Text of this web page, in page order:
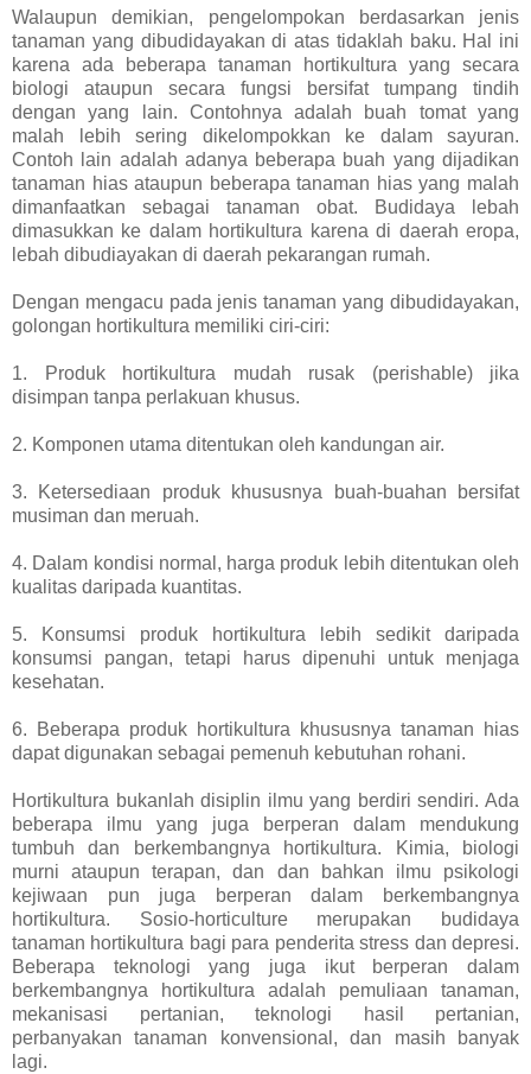
Walaupun demikian, pengelompokan berdasarkan jenis
tanaman yang dibudidayakan di atas tidaklah baku. Hal ini
karena ada beberapa tanaman hortikultura yang secara
biologi ataupun secara fungsi bersifat tumpang tindih
dengan yang lain. Contohnya adalah buah tomat yang
malah lebih sering dikelompokkan ke dalam sayuran.
Contoh lain adalah adanya beberapa buah yang dijadikan
tanaman hias ataupun beberapa tanaman hias yang malah
dimanfaatkan sebagai tanaman obat. Budidaya lebah
dimasukkan ke dalam hortikultura karena di daerah eropa,
lebah dibudiayakan di daerah pekarangan rumah.
Dengan mengacu pada jenis tanaman yang dibudidayakan,
golongan hortikultura memiliki ciri-ciri:
1. Produk hortikultura mudah rusak (perishable) jika
disimpan tanpa perlakuan khusus.
2. Komponen utama ditentukan oleh kandungan air.
3. Ketersediaan produk khususnya buah-buahan bersifat
musiman dan meruah.
4. Dalam kondisi normal, harga produk lebih ditentukan oleh
kualitas daripada kuantitas.
5. Konsumsi produk hortikultura lebih sedikit daripada
konsumsi pangan, tetapi harus dipenuhi untuk menjaga
kesehatan.
6. Beberapa produk hortikultura khususnya tanaman hias
dapat digunakan sebagai pemenuh kebutuhan rohani.
Hortikultura bukanlah disiplin ilmu yang berdiri sendiri. Ada
beberapa ilmu yang juga berperan dalam mendukung
tumbuh dan berkembangnya hortikultura. Kimia, biologi
murni ataupun terapan, dan dan bahkan ilmu psikologi
kejiwaan pun juga berperan dalam berkembangnya
hortikultura. Sosio-horticulture merupakan budidaya
tanaman hortikultura bagi para penderita stress dan depresi.
Beberapa teknologi yang juga ikut berperan dalam
berkembangnya hortikultura adalah pemuliaan tanaman,
mekanisasi pertanian, teknologi hasil pertanian,
perbanyakan tanaman konvensional, dan masih banyak
lagi.